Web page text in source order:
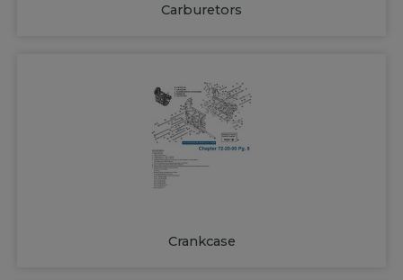
Carburetors
Crankcase